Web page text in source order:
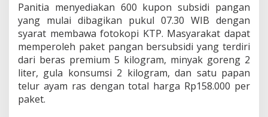
Panitia menyediakan 600 kupon subsidi pangan
yang mulai dibagikan pukul 07.30 WIB dengan
syarat membawa fotokopi KTP. Masyarakat dapat
memperoleh paket pangan bersubsidi yang terdiri
dari beras premium 5 kilogram, minyak goreng 2
liter, gula konsumsi 2 kilogram, dan satu papan
telur ayam ras dengan total harga Rp158.000 per
paket.